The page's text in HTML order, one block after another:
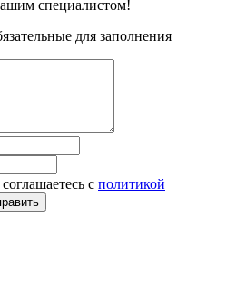
специалистом!
для заполнения
с политикой